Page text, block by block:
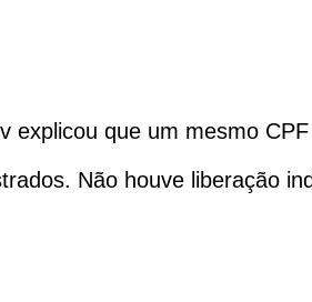
explicou que um mesmo
Não houve liberação